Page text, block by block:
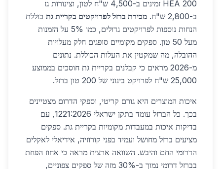
HEA 200 זמינים ב-4,500 ש"ח לטון, וצינורות גז
ב-2,800 ש"ח.
מכירת ברזל לפרויקטים בקריית גת כוללת
הנחות נוספות לפרויקטים גדולים, כמו 5% על הזמנות
מעל 50 טון. ספקים מקומיים סופגים חלק מעלויות
ההובלה, מה שמקטין את העלות הכוללת. נתונים
מ-2026 מראים כי קבלנים בקריית גת חוסכים בממוצע
25,000 ש"ח לפרויקט בינוני של 200 טון ברזל.
איכות המוצרים היא גורם קריטי, וספקי הדרום מצטיינים
בכך. כל הברזל עומד בתקן ישראלי 1221:2026, עם
בדיקות איכות במעבדות מקומיות בקריית גת. ספקים
מציעים ברזל מחושל ועמיד בפני קורוזיה, אידיאלי לאקלים
הדרומי החם והיבש. השוואה ארצית מראה כי אחוז הפחת
בברזל דרומי נמוך ב-30% מזה של ספקים צפוניים,